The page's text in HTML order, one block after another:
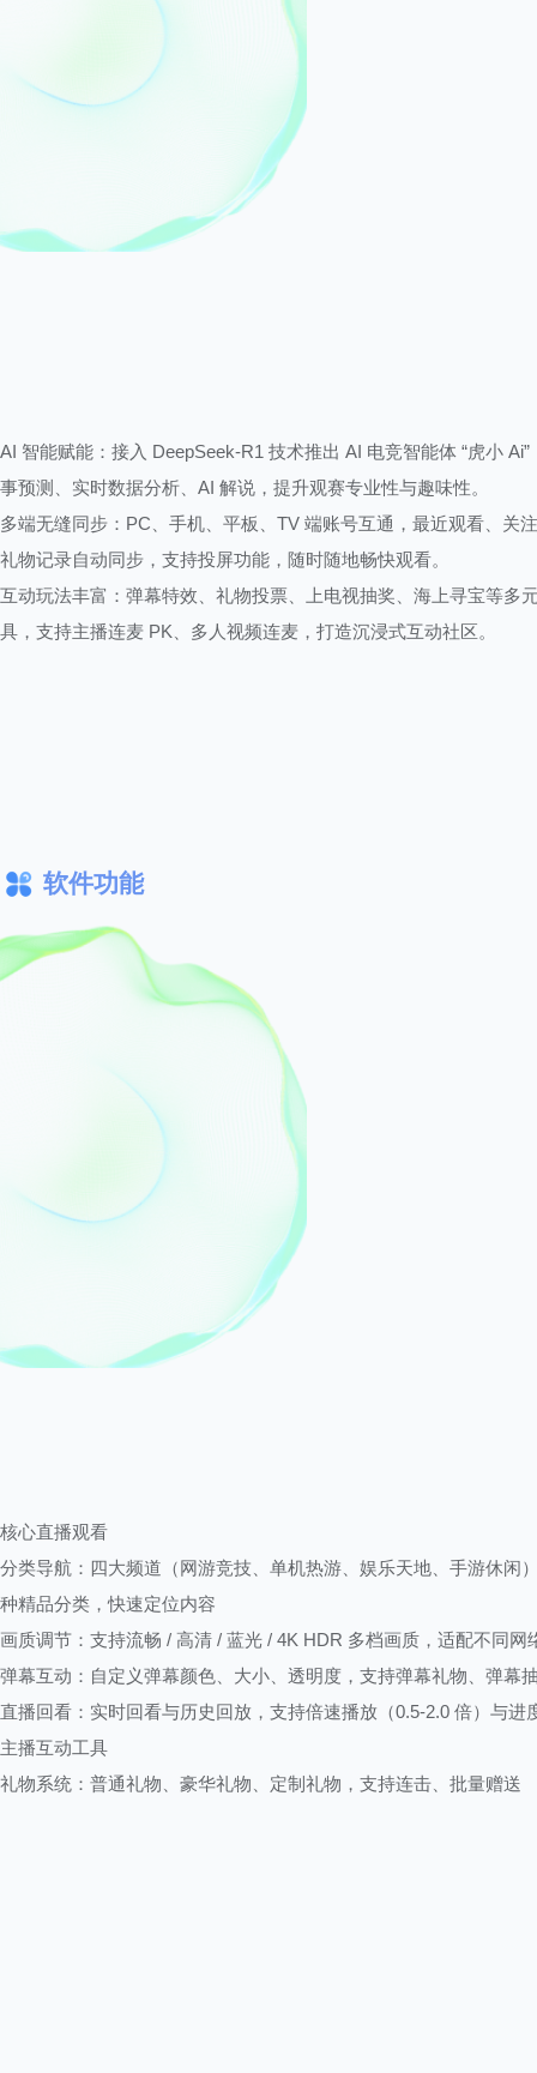
AI 智能赋能：接入 DeepSeek-R1 技术推出 AI 电竞智能体 “虎小 Ai”
事预测、实时数据分析、AI 解说，提升观赛专业性与趣味性。
多端无缝同步：PC、手机、平板、TV 端账号互通，最近观看、关
礼物记录自动同步，支持投屏功能，随时随地畅快观看。
互动玩法丰富：弹幕特效、礼物投票、上电视抽奖、海上寻宝等多
具，支持主播连麦 PK、多人视频连麦，打造沉浸式互动社区。
软件功能
核心直播观看
分类导航：四大频道（网游竞技、单机热游、娱乐天地、手游休闲
种精品分类，快速定位内容
画质调节：支持流畅 / 高清 / 蓝光 / 4K HDR 多档画质，适配不同网
弹幕互动：自定义弹幕颜色、大小、透明度，支持弹幕礼物、弹幕
直播回看：实时回看与历史回放，支持倍速播放（0.5-2.0 倍）与进
主播互动工具
礼物系统：普通礼物、豪华礼物、定制礼物，支持连击、批量赠送